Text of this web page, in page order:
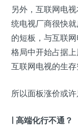
另外，互联网电
统电视厂商很快
的短板，与互联
格局中开始占据
互联网电视的生存
所以面板涨价或许
| 高端化行不通？